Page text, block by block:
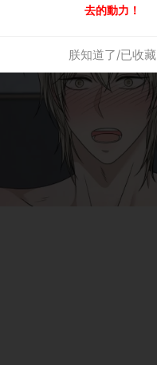
去的動力！
朕知道了/已收藏